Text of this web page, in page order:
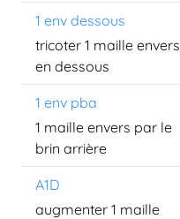
1 env dessous
tricoter 1 maille envers
en dessous
1 env pba
1 maille envers par le
brin arrière
A1D
augmenter 1 maille